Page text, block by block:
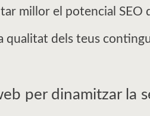
millor el potencial SEO
qualitat dels teus
per dinamitzar la